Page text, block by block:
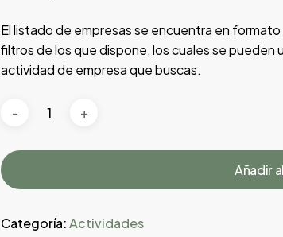
El listado de empresas se encuentra en
filtros de los que dispone, los cuales se
actividad de empresa que buscas.
Añadir
Categoría:Actividades